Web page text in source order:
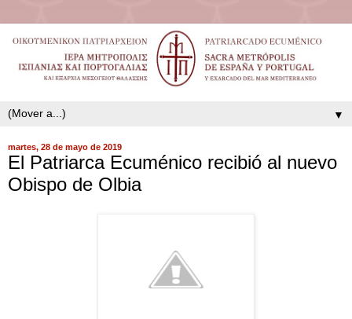
▼
martes, 28 de mayo de 2019
El Patriarca Ecuménico recibió al nuevo
Obispo de Olbia